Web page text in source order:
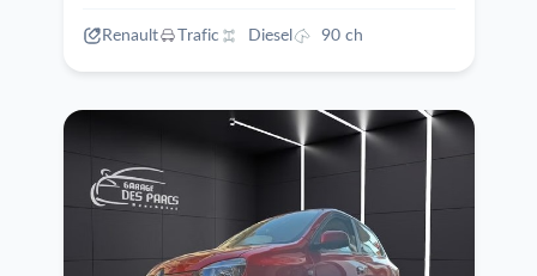
Renault Trafic Diesel 90 ch